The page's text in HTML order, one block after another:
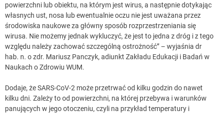
powierzchni lub obiektu, na którym jest wirus, a następnie dotykając
własnych ust, nosa lub ewentualnie oczu nie jest uważana przez
środowiska naukowe za główny sposób rozprzestrzeniania się
wirusa. Nie możemy jednak wykluczyć, że jest to jedna z dróg i z tego
względu należy zachować szczególną ostrożność” – wyjaśnia dr
hab. n. o zdr. Mariusz Panczyk, adiunkt Zakładu Edukacji i Badań w
Naukach o Zdrowiu WUM.
Dodaje, że SARS-CoV-2 może przetrwać od kilku godzin do nawet
kilku dni. Zależy to od powierzchni, na której przebywa i warunków
panujących w jego otoczeniu, czyli na przykład temperatury i